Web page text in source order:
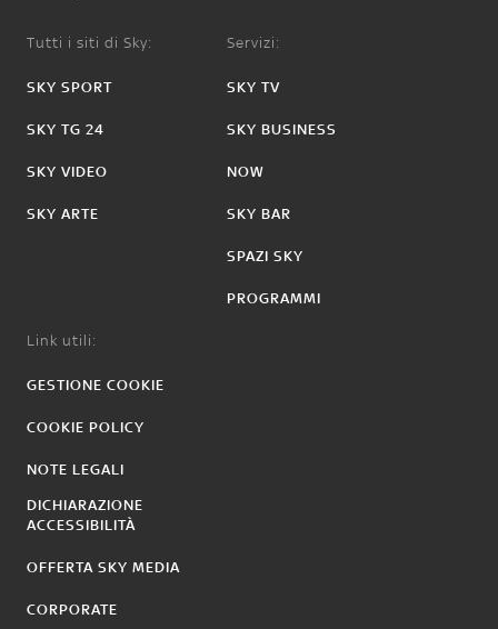
Tutti i siti di Sky:
SKY SPORT
SKY TG 24
SKY VIDEO
SKY ARTE
Servizi:
SKY TV
SKY BUSINESS
NOW
SKY BAR
SPAZI SKY
PROGRAMMI
Link utili:
GESTIONE COOKIE
COOKIE POLICY
NOTE LEGALI
DICHIARAZIONE
ACCESSIBILITÀ
OFFERTA SKY MEDIA
CORPORATE